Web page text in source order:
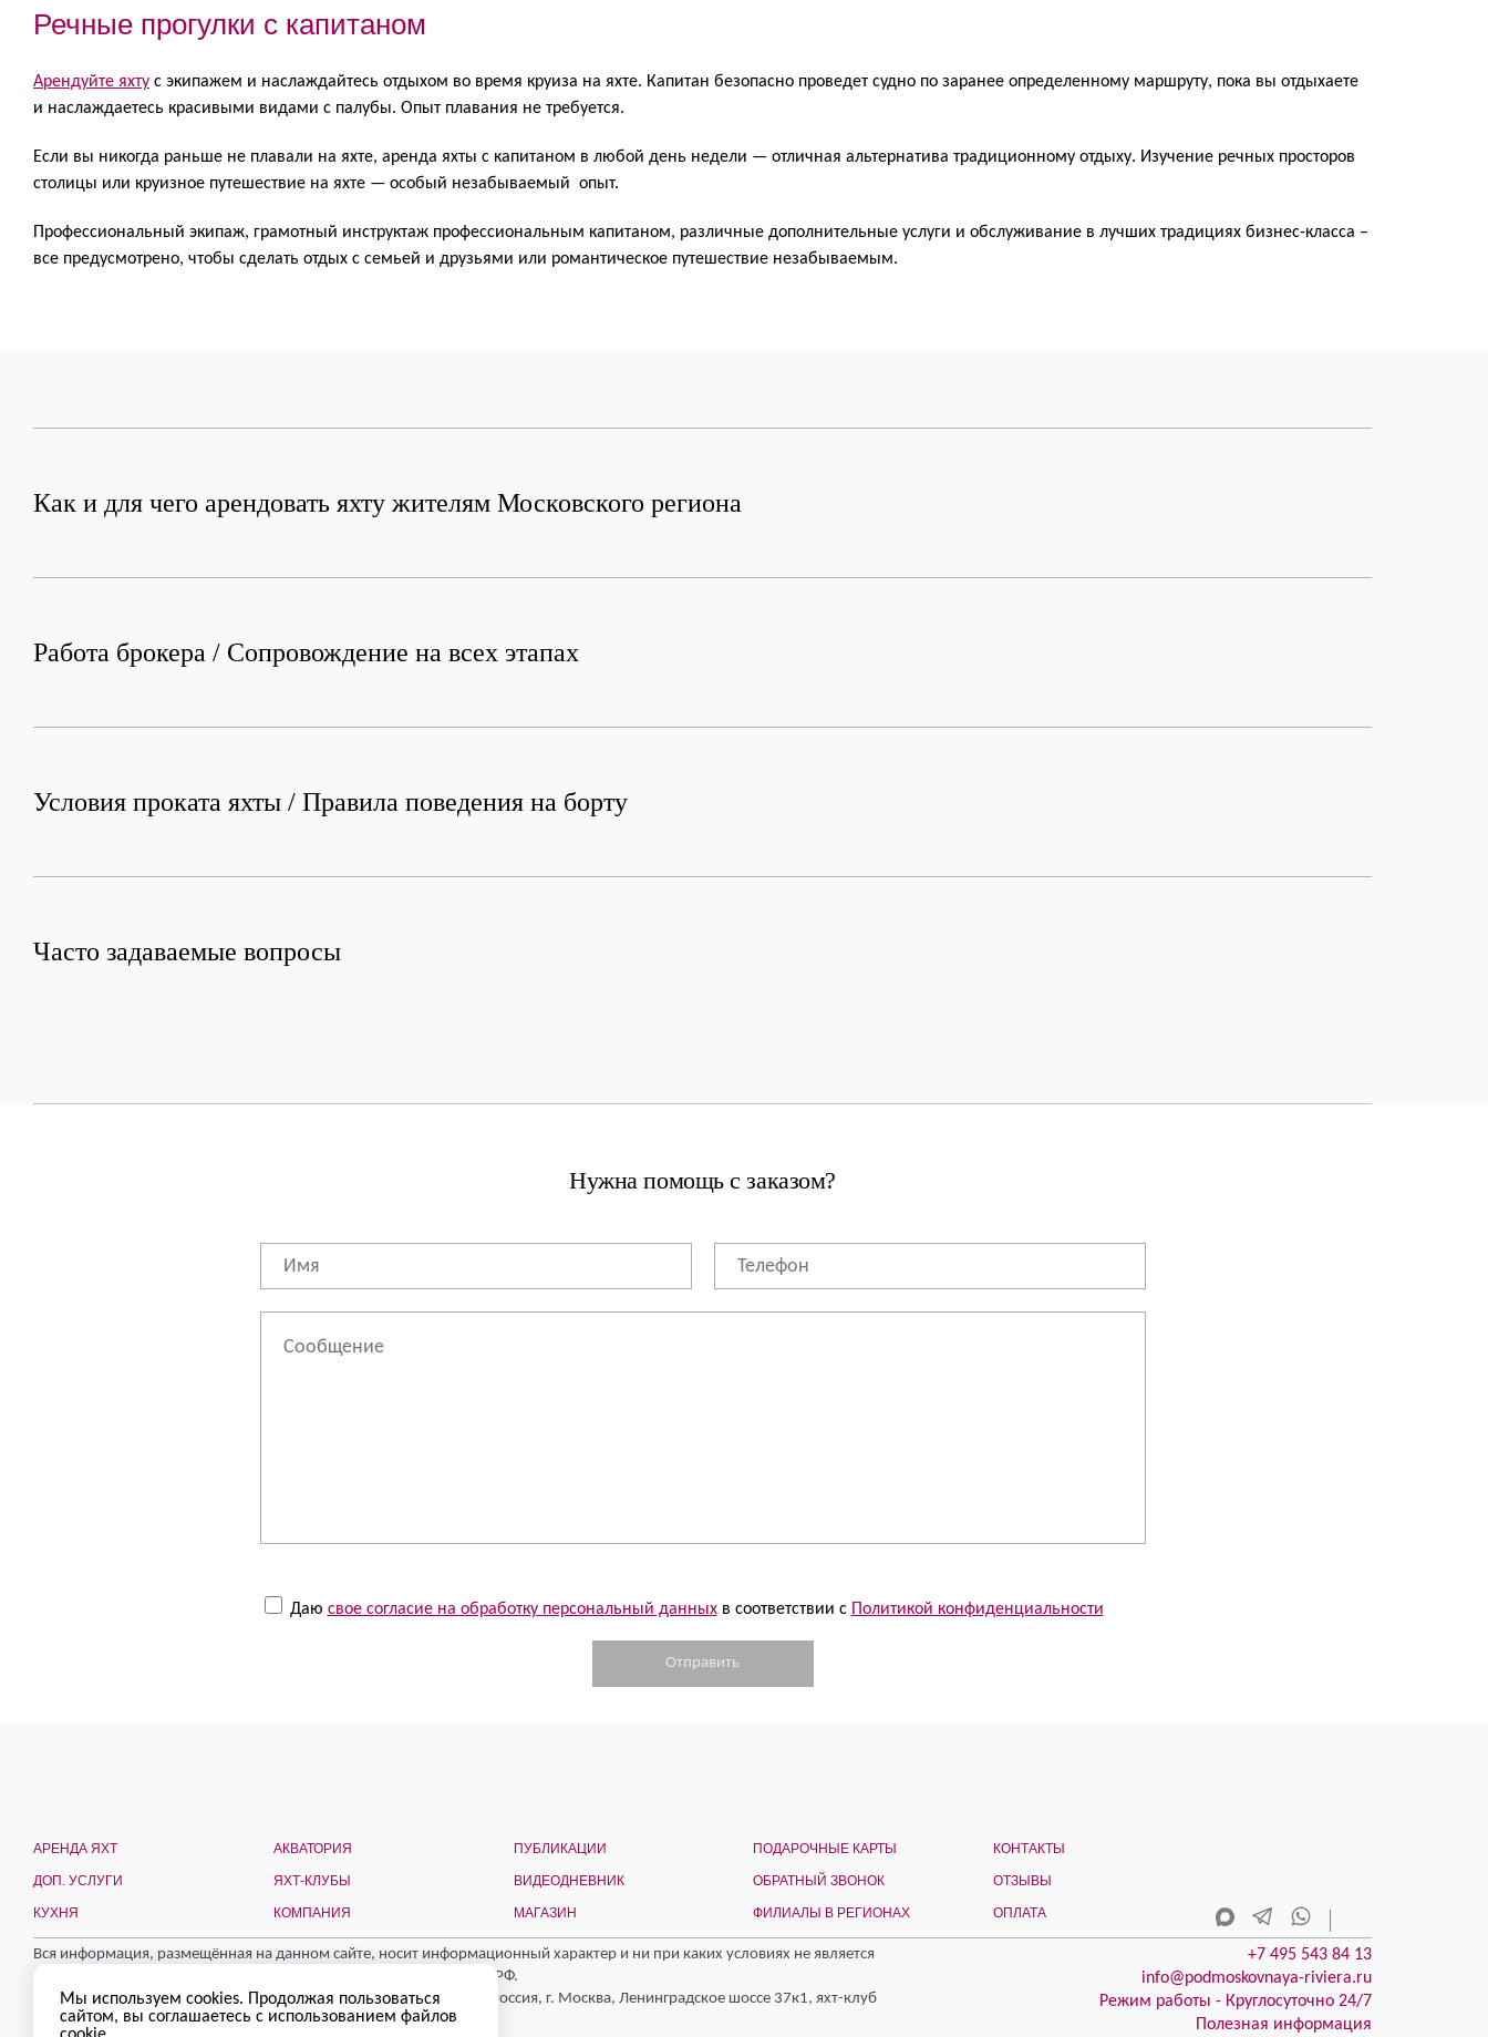
Речные прогулки с капитаном
Арендуйте яхту с экипажем и наслаждайтесь отдыхом во время круиза на яхте. Капитан безопасно проведет судно по заранее определенному маршруту, пока вы отдыхаете
и наслаждаетесь красивыми видами с палубы. Опыт плавания не требуется.
Если вы никогда раньше не плавали на яхте, аренда яхты с капитаном в любой день недели — отличная альтернатива традиционному отдыху. Изучение речных просторов
столицы или круизное путешествие на яхте — особый незабываемый опыт.
Профессиональный экипаж, грамотный инструктаж профессиональным капитаном, различные дополнительные услуги и обслуживание в лучших традициях бизнес-класса –
все предусмотрено, чтобы сделать отдых с семьей и друзьями или романтическое путешествие незабываемым.
Как и для чего арендовать яхту жителям Московского региона
Работа брокера / Сопровождение на всех этапах
Условия проката яхты / Правила поведения на борту
Часто задаваемые вопросы
Нужна помощь с заказом?
Даю свое согласие на обработку персональный данныхв соответствии с Политикой конфиденциальности
АРЕНДА ЯХТ
ДОП. УСЛУГИ
КУХНЯ
АКВАТОРИЯ
ЯХТ-КЛУБЫ
КОМПАНИЯ
ПУБЛИКАЦИИ
ВИДЕОДНЕВНИК
МАГАЗИН
ПОДАРОЧНЫЕ КАРТЫ
ОБРАТНЫЙ ЗВОНОК
ФИЛИАЛЫ В РЕГИОНАХ
КОНТАКТЫ
ОТЗЫВЫ
ОПЛАТА
Вся информация, размещённая на данном сайте, носит информационный характер и ни при каких условиях не является
публичной офертой, определяемой положениями ст. 435, 437 ГК РФ.
© Чартерная Компания «Подмосковная Ривьера», 2007 – 2026 | Россия, г. Москва, Ленинградское шоссе 37к1, яхт-клуб
Город Яхт
+7 495 543 84 13
info@podmoskovnaya-riviera.ru
Режим работы - Круглосуточно 24/7
Полезная информация
Мы используем cookies. Продолжая пользоваться
сайтом, вы соглашаетесь с использованием файлов